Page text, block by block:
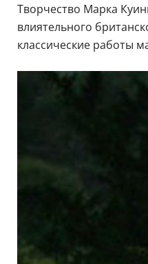
Творчество Марка
влиятельного
классические работы